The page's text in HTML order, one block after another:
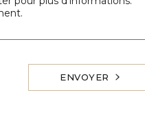
ENVOYER